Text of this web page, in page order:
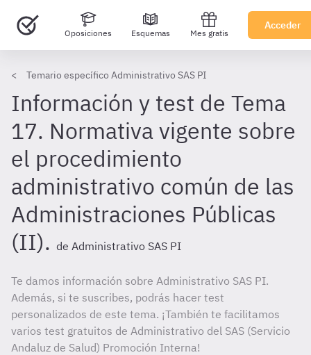
Oposiciones Esquemas Mes gratis
Acceder
Temario específico Administrativo SAS PI
Información y test de Tema
17. Normativa vigente sobre
el procedimiento
administrativo común de las
Administraciones Públicas
(II). de Administrativo SAS PI
Te damos información sobre Administrativo SAS PI.
Además, si te suscribes, podrás hacer test
personalizados de este tema. ¡También te facilitamos
varios test gratuitos de Administrativo del SAS (Servicio
Andaluz de Salud) Promoción Interna!